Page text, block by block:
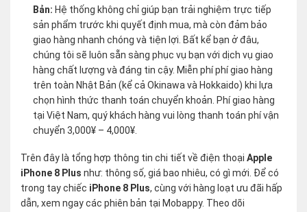
Bản: Hệ thống không chỉ giúp bạn trải nghiệm trực tiếp
sản phẩm trước khi quyết định mua, mà còn đảm bảo
giao hàng nhanh chóng và tiện lợi. Bất kể bạn ở đâu,
chúng tôi sẽ luôn sẵn sàng phục vụ bạn với dịch vụ giao
hàng chất lượng và đáng tin cậy. Miễn phí phí giao hàng
trên toàn Nhật Bản (kể cả Okinawa và Hokkaido) khi lựa
chọn hình thức thanh toán chuyển khoản. Phí giao hàng
tại Việt Nam, quý khách hàng vui lòng thanh toán phí vận
chuyển 3,000¥ – 4,000¥.
Trên đây là tổng hợp thông tin chi tiết về điện thoại Apple
iPhone 8 Plus như: thông số, giá bao nhiêu, có gì mới. Để có
trong tay chiếc iPhone 8 Plus, cùng với hàng loạt ưu đãi hấp
dẫn, xem ngay các phiên bản tại Mobappy. Theo dõi